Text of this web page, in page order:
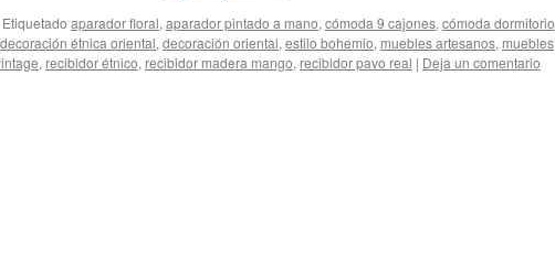
Etiquetado aparador floral, aparador pintado a mano, cómoda 9 cajones, cómoda dormitorio
decoración étnica oriental, decoración oriental, estilo bohemio, muebles artesanos, muebles
, recibidor étnico, recibidor madera mango, recibidor pavo real | Deja un comentario